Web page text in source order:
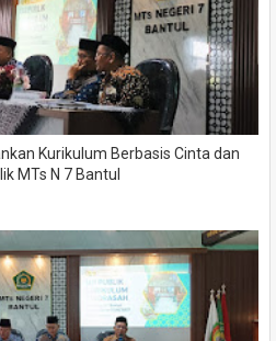
Kurikulum Berbasis Cinta dan
MTs N 7 Bantul